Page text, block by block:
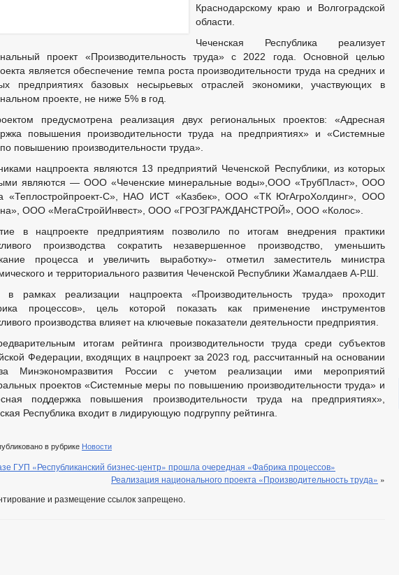
Краснодарскому краю и Волгоградской
области.
Чеченская Республика реализует
проект «Производительность труда» с 2022 года. Основной целью
является обеспечение темпа роста производительности труда на средних и
предприятиях базовых несырьевых отраслей экономики, участвующих в
проекте, не ниже 5% в год.
предусмотрена реализация двух региональных проектов: «Адресная
повышения производительности труда на предприятиях» и «Системные
повышению производительности труда».
нацпроекта являются 13 предприятий Чеченской Республики, из которых
являются — ООО «Чеченские минеральные воды»,ООО «ТрубПласт», ООО
«Теплостройпроект-С», НАО ИСТ «Казбек», ООО «ТК ЮгАгроХолдинг», ООО
ООО «МегаСтройИнвест», ООО «ГРОЗГРАЖДАНСТРОЙ», ООО «Колос».
в нацпроекте предприятиям позволило по итогам внедрения практики
производства сократить незавершенное производство, уменьшить
процесса и увеличить выработку»- отметил заместитель министра
и территориального развития Чеченской Республики Жамалдаев А-Р.Ш.
в рамках реализации нацпроекта «Производительность труда» проходит
процессов», цель которой показать как применение инструментов
производства влияет на ключевые показатели деятельности предприятия.
итогам рейтинга производительности труда среди субъектов
Федерации, входящих в нацпроект за 2023 год, рассчитанный на основании
Минэкономразвития России с учетом реализации ими мероприятий
проектов «Системные меры по повышению производительности труда» и
поддержка повышения производительности труда на предприятиях»,
Республика входит в лидирующую подгруппу рейтинга.
в рубрике Новости
ГУП «Республиканский бизнес-центр» прошла очередная «Фабрика процессов»
Реализация национального проекта «Производительность труда» »
и размещение ссылок запрещено.